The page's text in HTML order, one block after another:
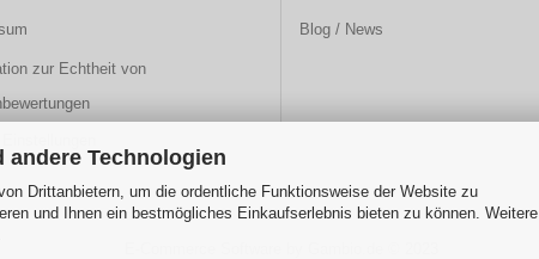
andere Technologien
Drittanbietern, um die ordentliche Funktionsweise der Website zu
und Ihnen ein bestmögliches Einkaufserlebnis bieten zu können. Weitere
zur Echtheit von
Blog / News